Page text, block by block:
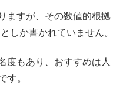
ますが、その数値的根拠
しか書かれていません。
度もあり、おすすめは人
す。